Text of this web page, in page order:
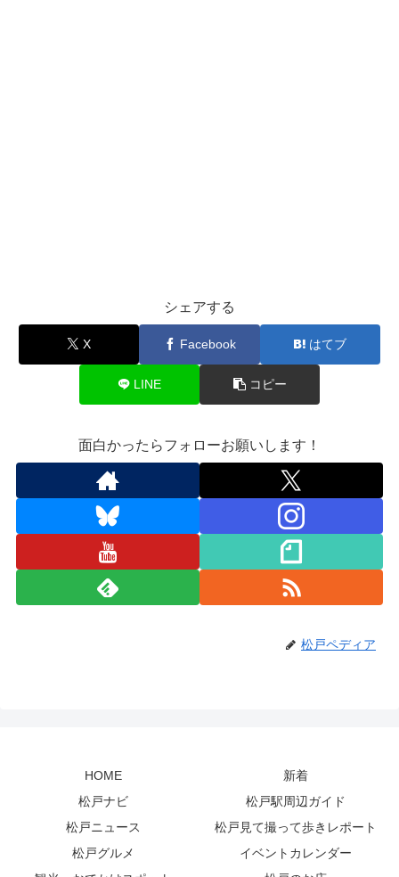
シェアする
X Facebook はてブ
LINE コピー
面白かったらフォローお願いします！
松戸ペディア
HOME
新着
松戸ナビ
松戸駅周辺ガイド
松戸ニュース
松戸見て撮って歩きレポート
松戸グルメ
イベントカレンダー